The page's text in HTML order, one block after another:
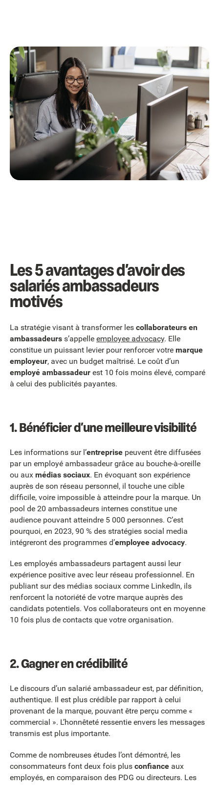
Les 5 avantages d’avoir des
salariés ambassadeurs
motivés
La stratégie visant à transformer les collaborateurs en
ambassadeurs s’appelle employee advocacy. Elle
constitue un puissant levier pour renforcer votre marque
employeur, avec un budget maîtrisé. Le coût d’un
employé ambassadeur est 10 fois moins élevé, comparé
à celui des publicités payantes.
1. Bénéficier d’une meilleure visibilité
Les informations sur l’entreprise peuvent être diffusées
par un employé ambassadeur grâce au bouche-à-oreille
ou aux médias sociaux. En évoquant son expérience
auprès de son réseau personnel, il touche une cible
difficile, voire impossible à atteindre pour la marque. Un
pool de 20 ambassadeurs internes constitue une
audience pouvant atteindre 5 000 personnes. C’est
pourquoi, en 2023, 90 % des stratégies social media
intégreront des programmes d’employee advocacy.
Les employés ambassadeurs partagent aussi leur
expérience positive avec leur réseau professionnel. En
publiant sur des médias sociaux comme LinkedIn, ils
renforcent la notoriété de votre marque auprès des
candidats potentiels. Vos collaborateurs ont en moyenne
10 fois plus de contacts que votre organisation.
2. Gagner en crédibilité
Le discours d’un salarié ambassadeur est, par définition,
authentique. Il est plus crédible par rapport à celui
provenant de la marque, pouvant être perçu comme «
commercial ». L’honnêteté ressentie envers les messages
transmis est plus importante.
Comme de nombreuses études l’ont démontré, les
consommateurs font deux fois plus confiance aux
employés, en comparaison des PDG ou directeurs. Les